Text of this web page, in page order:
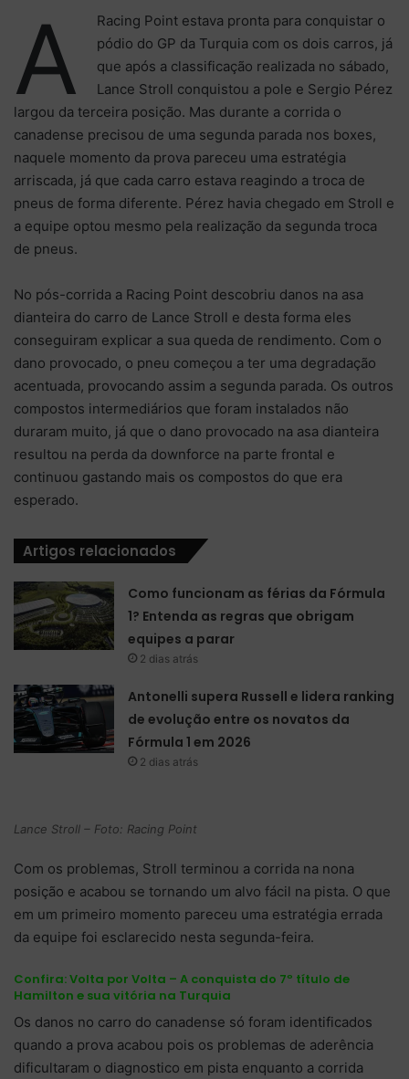
A
Racing Point estava pronta para conquistar o
pódio do GP da Turquia com os dois carros, já
que após a classificação realizada no sábado,
Lance Stroll conquistou a pole e Sergio Pérez
largou da terceira posição. Mas durante a corrida o
canadense precisou de uma segunda parada nos boxes,
naquele momento da prova pareceu uma estratégia
arriscada, já que cada carro estava reagindo a troca de
pneus de forma diferente. Pérez havia chegado em Stroll e
a equipe optou mesmo pela realização da segunda troca
de pneus.
No pós-corrida a Racing Point descobriu danos na asa
dianteira do carro de Lance Stroll e desta forma eles
conseguiram explicar a sua queda de rendimento. Com o
dano provocado, o pneu começou a ter uma degradação
acentuada, provocando assim a segunda parada. Os outros
compostos intermediários que foram instalados não
duraram muito, já que o dano provocado na asa dianteira
resultou na perda da downforce na parte frontal e
continuou gastando mais os compostos do que era
esperado.
Artigos relacionados
Como funcionam as férias da Fórmula
1? Entenda as regras que obrigam
equipes a parar
2 dias atrás
Antonelli supera Russell e lidera ranking
de evolução entre os novatos da
Fórmula 1 em 2026
2 dias atrás
Lance Stroll – Foto: Racing Point
Com os problemas, Stroll terminou a corrida na nona
posição e acabou se tornando um alvo fácil na pista. O que
em um primeiro momento pareceu uma estratégia errada
da equipe foi esclarecido nesta segunda-feira.
Confira:Volta por Volta – A conquista do 7º título de
Hamilton e sua vitória na Turquia
Os danos no carro do canadense só foram identificados
quando a prova acabou pois os problemas de aderência
dificultaram o diagnostico em pista enquanto a corrida